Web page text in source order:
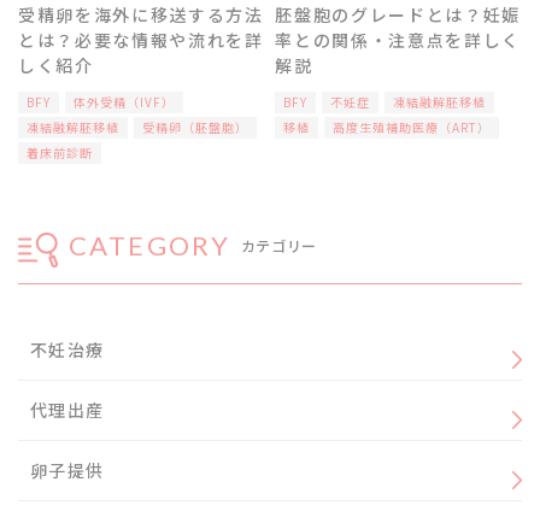
受精卵を海外に移送する方法
とは？必要な情報や流れを詳
しく紹介
BFY
体外受精（IVF）
凍結融解胚移植
受精卵（胚盤胞）
着床前診断
胚盤胞のグレードとは？妊娠
率との関係・注意点を詳しく
解説
BFY 不妊症
凍結融解胚移植
移植
高度生殖補助医療（ART）
CATEGORY カテゴリー
不妊治療
代理出産
卵子提供